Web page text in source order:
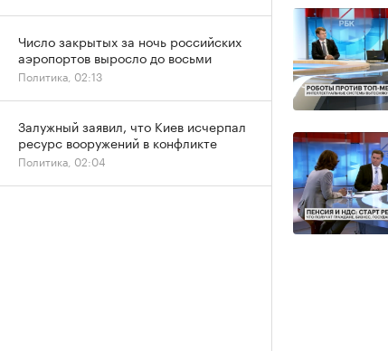
Число закрытых за ночь российских
аэропортов выросло до восьми
Политика, 02:13
Залужный заявил, что Киев исчерпал
ресурс вооружений в конфликте
Политика, 02:04